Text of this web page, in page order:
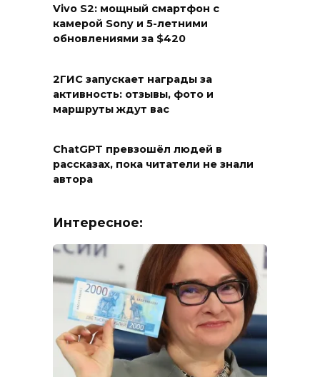
Vivo S2: мощный смартфон с
камерой Sony и 5-летними
обновлениями за $420
2ГИС запускает награды за
активность: отзывы, фото и
маршруты ждут вас
ChatGPT превзошёл людей в
рассказах, пока читатели не знали
автора
Интересное: